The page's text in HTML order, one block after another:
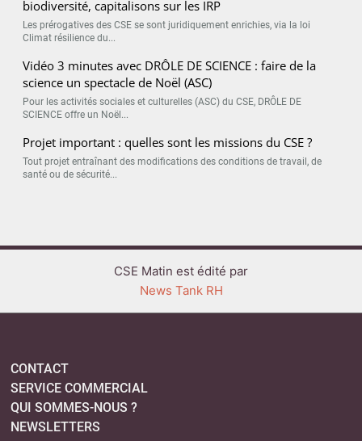
biodiversité, capitalisons sur les IRP
Les prérogatives des CSE se sont juridiquement enrichies, via la loi
Climat résilience du...
Vidéo 3 minutes avec DRÔLE DE SCIENCE : faire de la
science un spectacle de Noël (ASC)
Pour les activités sociales et culturelles (ASC) du CSE, DRÔLE DE
SCIENCE offre un Noël...
Projet important : quelles sont les missions du CSE ?
Tout projet entraînant des modifications des conditions de travail, de
santé ou de sécurité...
CSE Matin est édité par
News Tank RH
CONTACT
SERVICE COMMERCIAL
QUI SOMMES-NOUS ?
NEWSLETTERS